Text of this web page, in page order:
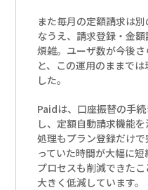
また毎月の定額請求は
なうえ、請求登録・金
煩雑。ユーザ数が今後
と、この運用のままで
した。
Paidは、口座振替の手
し、定額自動請求機能
処理もプラン登録だけ
っていた時間が大幅に
プロセスも削減できた
大きく低減しています。